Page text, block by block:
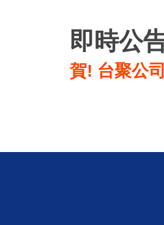
即時公
賀! 台聚公